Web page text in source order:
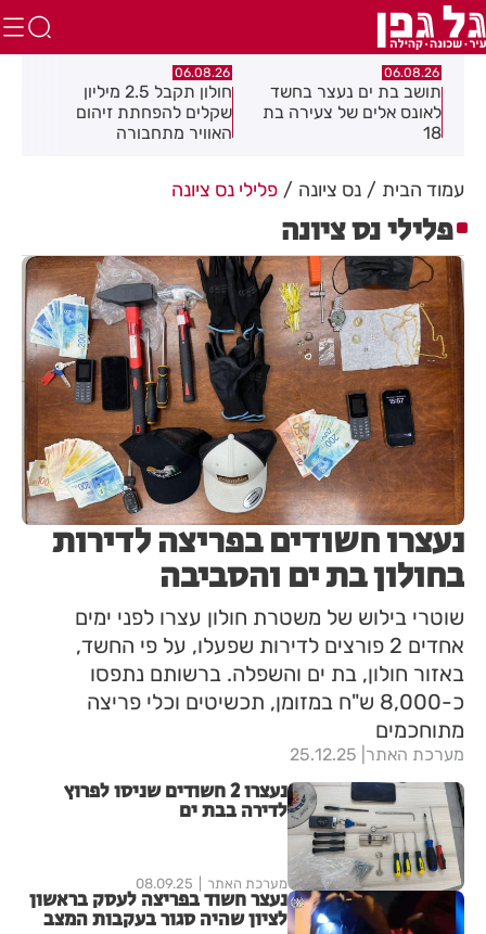
06.08.26
תושב בת ים נעצר בחשד
לאונס אלים של צעירה בת
18
06.08.26
חולון תקבל 2.5 מיליון
שקלים להפחתת זיהום
האוויר מתחבורה
עמוד הבית נס ציונה פלילי נס ציונה
פלילי נס ציונה
נעצרו חשודים בפריצה לדירות
בחולון בת ים והסביבה
שוטרי בילוש של משטרת חולון עצרו לפני ימים
אחדים 2 פורצים לדירות שפעלו, על פי החשד,
באזור חולון, בת ים והשפלה. ברשותם נתפסו
כ-8,000 ש"ח במזומן, תכשיטים וכלי פריצה
מתוחכמים
מערכת האתר 25.12.25
נעצרו 2 חשודים שניסו לפרוץ
לדירה בבת ים
מערכת האתר 08.09.25
נעצר חשוד בפריצה לעסק בראשון
לציון שהיה סגור בעקבות המצב